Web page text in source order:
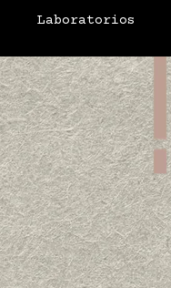
Laboratorios